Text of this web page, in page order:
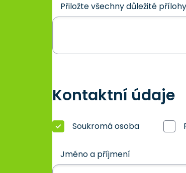
Přiložte všechny důležité
Kontaktní údaje
Soukromá osoba
Jméno a příjmení